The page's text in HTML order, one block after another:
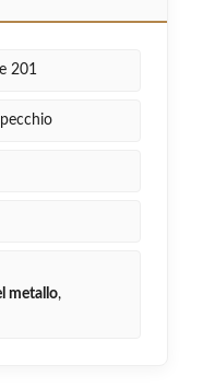
201
metallo,